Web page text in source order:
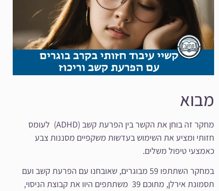
מבוא
מחקר זה בוחן את הקשר בין הפרעת קשב (ADHD) לעומס
חזותי ומציע את השימוש בעדשות משקפיים מסננות צבע
כאמצעי טיפול משלים.
במחקר השתתפו 59 מבוגרים, שאובחנו עם הפרעת קשב ועם
תסמונת אירלן, מתוכם 39 משתתפים היוו את קבוצת הניסוי,